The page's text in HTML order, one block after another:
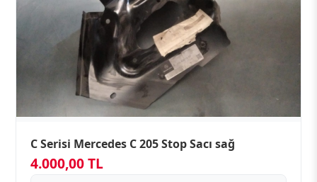
C Serisi Mercedes C 205 Stop Sacı sağ
4.000,00 TL